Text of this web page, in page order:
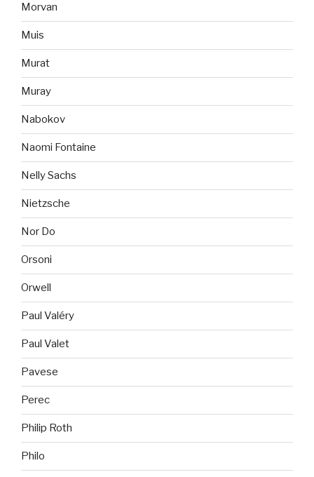
Morvan
Muis
Murat
Muray
Nabokov
Naomi Fontaine
Nelly Sachs
Nietzsche
Nor Do
Orsoni
Orwell
Paul Valéry
Paul Valet
Pavese
Perec
Philip Roth
Philo